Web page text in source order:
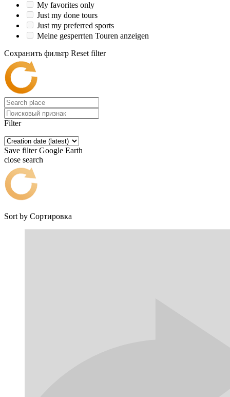
My favorites only
Just my done tours
Just my preferred sports
Meine gesperrten Touren anzeigen
Сохранить фильтр Reset filter
Filter
Save filter Google Earth
close search
Sort by Сортировка